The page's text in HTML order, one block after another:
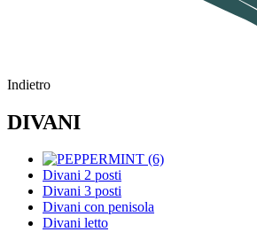
Indietro
DIVANI
Divani 2 posti
Divani 3 posti
Divani con penisola
Divani letto